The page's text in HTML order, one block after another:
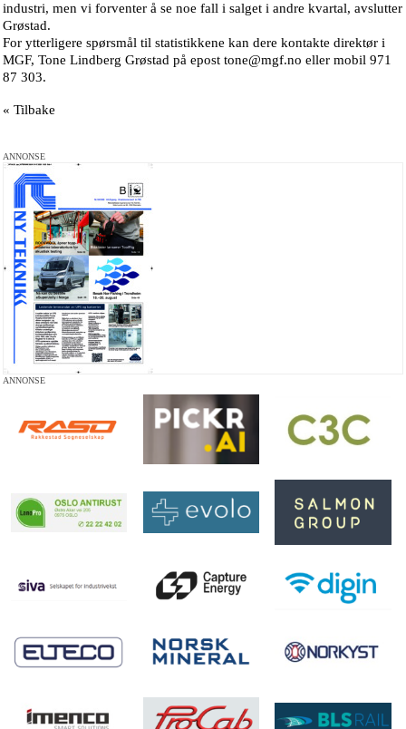
industri, men vi forventer å se noe fall i salget i andre kvartal, avslutter
Grøstad.
For ytterligere spørsmål til statistikkene kan dere kontakte direktør i
MGF, Tone Lindberg Grøstad på epost tone@mgf.no eller mobil 971
87 303.
« Tilbake
ANNONSE
ANNONSE